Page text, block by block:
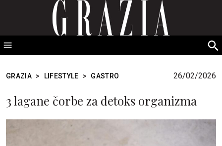
GRAZIA Srbija
GRAZIA > LIFESTYLE > GASTRO 26/02/2026
3 lagane čorbe za detoks organizma